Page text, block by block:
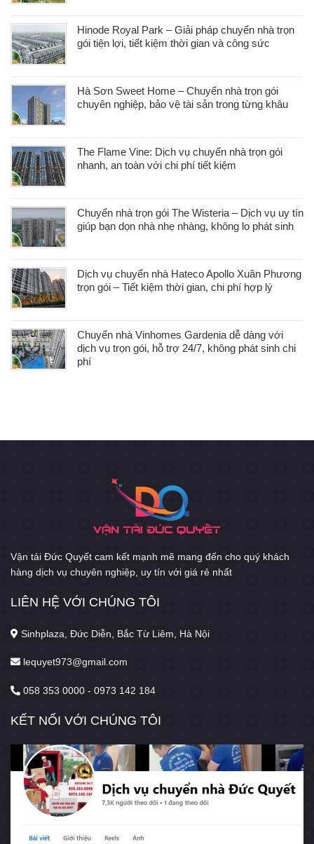
Hinode Royal Park – Giải pháp chuyển nhà trọn
gói tiện lợi, tiết kiệm thời gian và công sức
Hà Sơn Sweet Home – Chuyển nhà trọn gói
chuyên nghiệp, bảo vệ tài sản trong từng khâu
The Flame Vine: Dịch vụ chuyển nhà trọn gói
nhanh, an toàn với chi phí tiết kiệm
Chuyển nhà trọn gói The Wisteria – Dịch vụ uy tín
giúp bạn dọn nhà nhẹ nhàng, không lo phát sinh
Dịch vụ chuyển nhà Hateco Apollo Xuân Phương
trọn gói – Tiết kiệm thời gian, chi phí hợp lý
Chuyển nhà Vinhomes Gardenia dễ dàng với
dịch vụ trọn gói, hỗ trợ 24/7, không phát sinh chi
phí
Vận tải Đức Quyết cam kết mạnh mẽ mang đến cho quý khách
hàng dịch vụ chuyên nghiệp, uy tín với giá rẻ nhất
LIÊN HỆ VỚI CHÚNG TÔI
Sinhplaza, Đức Diễn, Bắc Từ Liêm, Hà Nội
lequyet973@gmail.com
058 353 0000 - 0973 142 184
KẾT NỐI VỚI CHÚNG TÔI